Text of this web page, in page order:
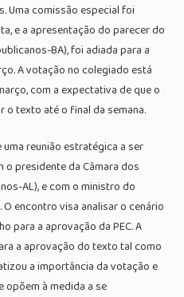
Uma comissão especial foi
e a apresentação do parecer do
BA), foi adiada para a
A votação no colegiado está
com a expectativa de que o
o texto até o final da semana.
reunião estratégica a ser
o presidente da Câmara dos
AL), e com o ministro do
O encontro visa analisar o cenário
para a aprovação da PEC. A
a aprovação do texto tal como
a importância da votação e
à medida a se